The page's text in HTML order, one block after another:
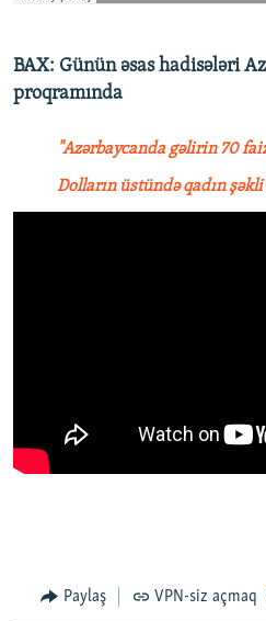
BAX: Günün əsas hadisələri
proqramında
"Azərbaycanda gəlirin 70
Dolların üstündə qadın şəkli
Paylaş VPN-siz açmaq